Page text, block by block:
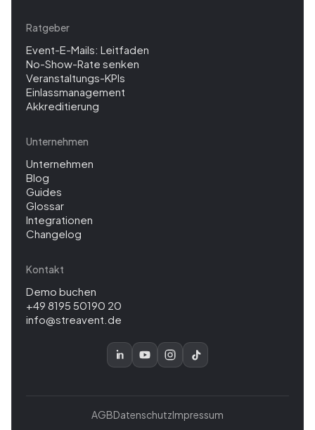
Ratgeber
Event-E-Mails: Leitfaden
No-Show-Rate senken
Veranstaltungs-KPIs
Einlassmanagement
Akkreditierung
Unternehmen
Unternehmen
Blog
Guides
Glossar
Integrationen
Changelog
Kontakt
Demo buchen
+49 8195 50190 20
info@streavent.de
AGBDatenschutzImpressum